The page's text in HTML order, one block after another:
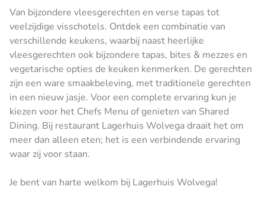
Van bijzondere vleesgerechten en verse tapas tot
veelzijdige visschotels. Ontdek een combinatie van
verschillende keukens, waarbij naast heerlijke
vleesgerechten ook bijzondere tapas, bites & mezzes en
vegetarische opties de keuken kenmerken. De gerechten
zijn een ware smaakbeleving, met traditionele gerechten
in een nieuw jasje. Voor een complete ervaring kun je
kiezen voor het Chefs Menu of genieten van Shared
Dining. Bij restaurant Lagerhuis Wolvega draait het om
meer dan alleen eten; het is een verbindende ervaring
waar zij voor staan.
Je bent van harte welkom bij Lagerhuis Wolvega!